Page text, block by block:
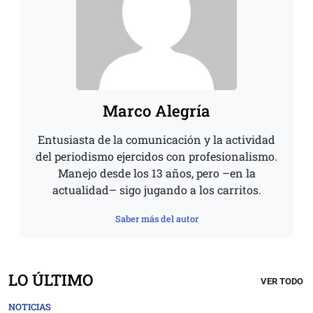
Marco Alegría
Entusiasta de la comunicación y la actividad
del periodismo ejercidos con profesionalismo.
Manejo desde los 13 años, pero –en la
actualidad– sigo jugando a los carritos.
Saber más del autor
LO ÚLTIMO VER TODO
NOTICIAS